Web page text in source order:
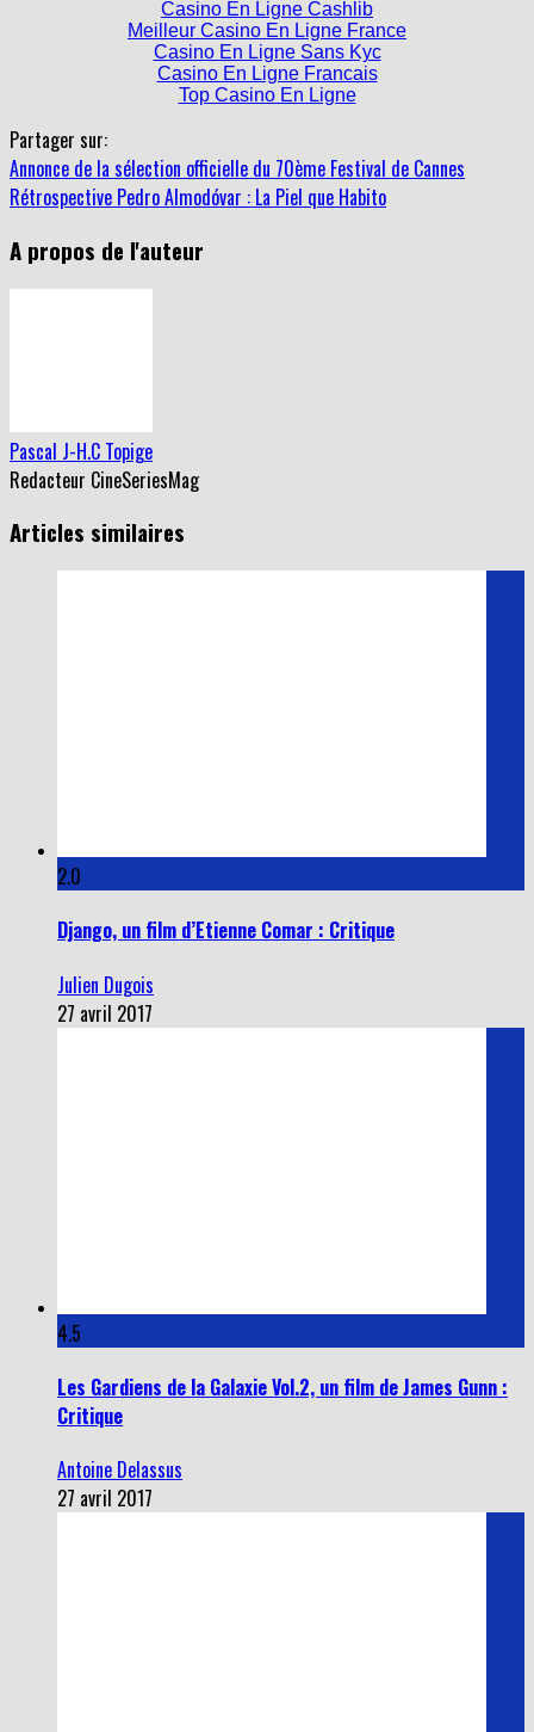
Casino En Ligne Cashlib
Meilleur Casino En Ligne France
Casino En Ligne Sans Kyc
Casino En Ligne Francais
Top Casino En Ligne
Partager sur:
Annonce de la sélection officielle du 70ème Festival de Cannes
Rétrospective Pedro Almodóvar : La Piel que Habito
A propos de l'auteur
Pascal J-H.C Topige
Redacteur CineSeriesMag
Articles similaires
2.0
Django, un film d’Etienne Comar : Critique
Julien Dugois
27 avril 2017
4.5
Les Gardiens de la Galaxie Vol.2, un film de James Gunn :
Critique
Antoine Delassus
27 avril 2017